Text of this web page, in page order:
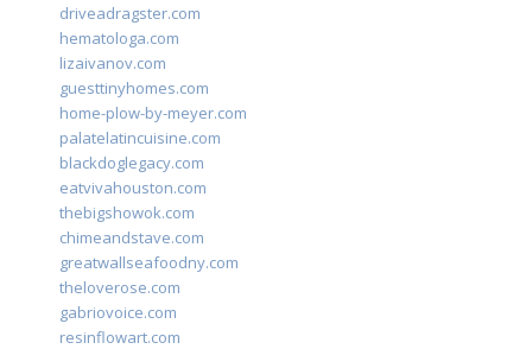
driveadragster.com
hematologa.com
lizaivanov.com
guesttinyhomes.com
home-plow-by-meyer.com
palatelatincuisine.com
blackdoglegacy.com
eatvivahouston.com
thebigshowok.com
chimeandstave.com
greatwallseafoodny.com
theloverose.com
gabriovoice.com
resinflowart.com